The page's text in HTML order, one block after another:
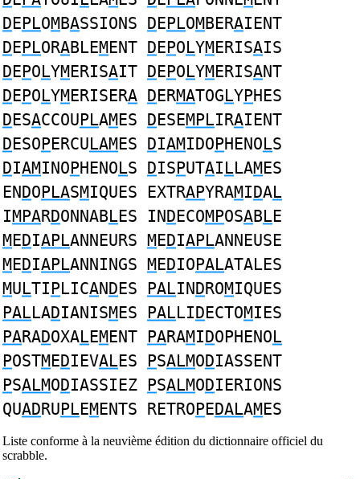
DEPLOMBASSIONS DEPLOMBERAIENT
DEPLORABLEMENT DEPOLYMERISAIS
DEPOLYMERISAIT DEPOLYMERISANT
DEPOLYMERISERA DERMATOGLYPHES
DESACCOUPLAMES DESEMPLIRAIENT
DESOPERCULAMES DIAMIDOPHENOLS
DIAMINOPHENOLS DISPUTAILLAMES
ENDOPLASMIQUES EXTRAPYRAMIDAL
IMPARDONNABLES INDECOMPOSABLE
MEDIAPLANNEURS MEDIAPLANNEUSE
MEDIAPLANNINGS MEDIOPALATALES
MULTIPLICANDES PALINDROMIQUES
PALLADIANISMES PALLIDECTOMIES
PARADOXALEMENT PARAMIDOPHENOL
POSTMEDIEVALES PSALMODIASSENT
PSALMODIASSIEZ PSALMODIERIONS
QUADRUPLEMENTS RETROPEDALAMES
Liste conforme à la neuvième édition du dictionnaire officiel du
scrabble.